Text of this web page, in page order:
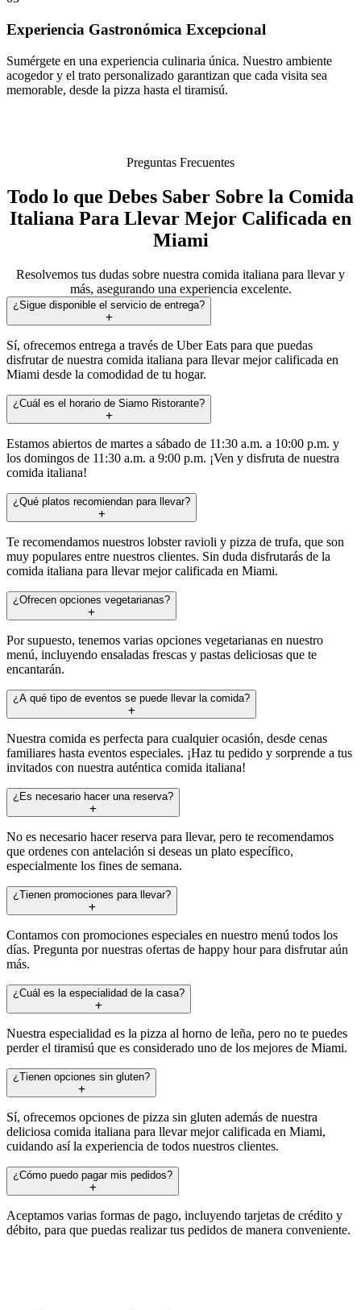
Experiencia Gastronómica Excepcional
Sumérgete en una experiencia culinaria única. Nuestro ambiente
acogedor y el trato personalizado garantizan que cada visita sea
memorable, desde la pizza hasta el tiramisú.
Preguntas Frecuentes
Todo lo que Debes Saber Sobre la Comida
Italiana Para Llevar Mejor Calificada en
Miami
Resolvemos tus dudas sobre nuestra comida italiana para llevar y
más, asegurando una experiencia excelente.
¿Sigue disponible el servicio de entrega?
Sí, ofrecemos entrega a través de Uber Eats para que puedas
disfrutar de nuestra comida italiana para llevar mejor calificada en
Miami desde la comodidad de tu hogar.
¿Cuál es el horario de Siamo Ristorante?
Estamos abiertos de martes a sábado de 11:30 a.m. a 10:00 p.m. y
los domingos de 11:30 a.m. a 9:00 p.m. ¡Ven y disfruta de nuestra
comida italiana!
¿Qué platos recomiendan para llevar?
Te recomendamos nuestros lobster ravioli y pizza de trufa, que son
muy populares entre nuestros clientes. Sin duda disfrutarás de la
comida italiana para llevar mejor calificada en Miami.
¿Ofrecen opciones vegetarianas?
Por supuesto, tenemos varias opciones vegetarianas en nuestro
menú, incluyendo ensaladas frescas y pastas deliciosas que te
encantarán.
¿A qué tipo de eventos se puede llevar la comida?
Nuestra comida es perfecta para cualquier ocasión, desde cenas
familiares hasta eventos especiales. ¡Haz tu pedido y sorprende a tus
invitados con nuestra auténtica comida italiana!
¿Es necesario hacer una reserva?
No es necesario hacer reserva para llevar, pero te recomendamos
que ordenes con antelación si deseas un plato específico,
especialmente los fines de semana.
¿Tienen promociones para llevar?
Contamos con promociones especiales en nuestro menú todos los
días. Pregunta por nuestras ofertas de happy hour para disfrutar aún
más.
¿Cuál es la especialidad de la casa?
Nuestra especialidad es la pizza al horno de leña, pero no te puedes
perder el tiramisú que es considerado uno de los mejores de Miami.
¿Tienen opciones sin gluten?
Sí, ofrecemos opciones de pizza sin gluten además de nuestra
deliciosa comida italiana para llevar mejor calificada en Miami,
cuidando así la experiencia de todos nuestros clientes.
¿Cómo puedo pagar mis pedidos?
Aceptamos varias formas de pago, incluyendo tarjetas de crédito y
débito, para que puedas realizar tus pedidos de manera conveniente.